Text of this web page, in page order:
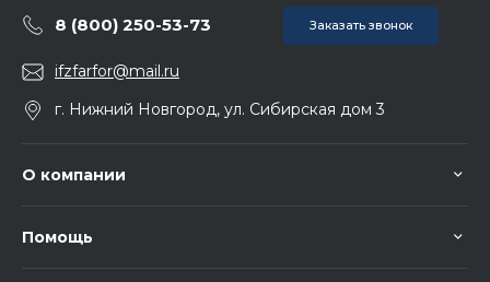
8 (800) 250-53-73 Заказать звонок
ifzfarfor@mail.ru
г. Нижний Новгород, ул. Сибирская дом 3
О компании
Помощь